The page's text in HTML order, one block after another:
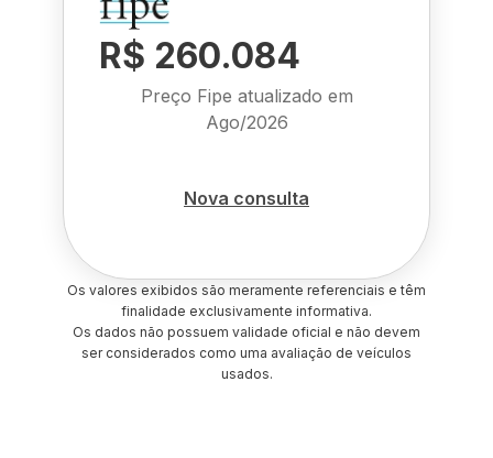
R$ 260.084
Preço Fipe atualizado em
Ago/2026
Nova consulta
Os valores exibidos são meramente referenciais e têm
finalidade exclusivamente informativa.
Os dados não possuem validade oficial e não devem
ser considerados como uma avaliação de veículos
usados.